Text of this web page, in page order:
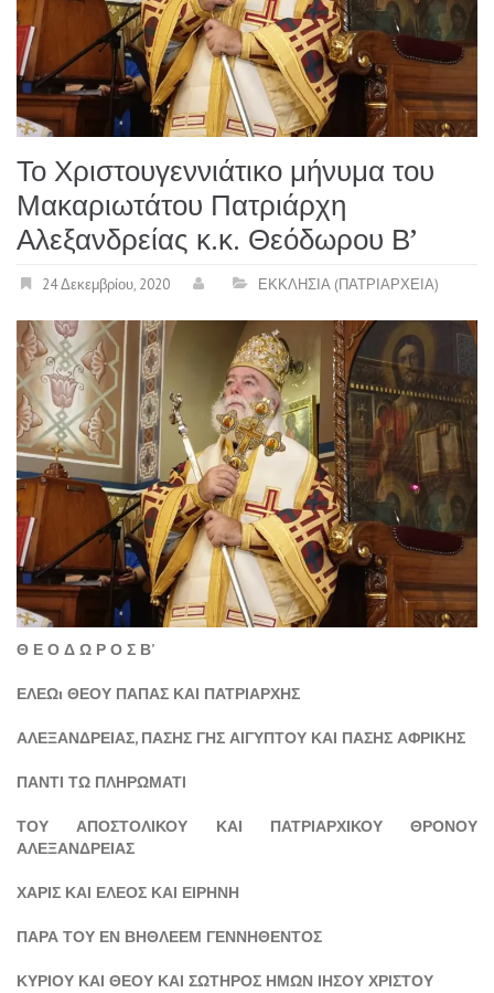
Το Χριστουγεννιάτικο μήνυμα του
Μακαριωτάτου Πατριάρχη
Αλεξανδρείας κ.κ. Θεόδωρου Β’
24 Δεκεμβρίου, 2020 ΕΚΚΛΗΣΙΑ (ΠΑΤΡΙΑΡΧΕΙΑ)
Θ Ε Ο Δ Ω Ρ Ο Σ Β’
ΕΛΕΩι ΘΕΟΥ ΠΑΠΑΣ ΚΑΙ ΠΑΤΡΙΑΡΧΗΣ
ΑΛΕΞΑΝΔΡΕΙΑΣ, ΠΑΣΗΣ ΓΗΣ ΑΙΓΥΠΤΟΥ ΚΑΙ ΠΑΣΗΣ ΑΦΡΙΚΗΣ
ΠΑΝΤΙ ΤΩ ΠΛΗΡΩΜΑΤΙ
ΤΟΥ ΑΠΟΣΤΟΛΙΚΟΥ ΚΑΙ ΠΑΤΡΙΑΡΧΙΚΟΥ ΘΡΟΝΟΥ
ΑΛΕΞΑΝΔΡΕΙΑΣ
ΧΑΡΙΣ ΚΑΙ ΕΛΕΟΣ ΚΑΙ ΕΙΡΗΝΗ
ΠΑΡΑ ΤΟΥ ΕΝ ΒΗΘΛΕΕΜ ΓΕΝΝΗΘΕΝΤΟΣ
ΚΥΡΙΟΥ ΚΑΙ ΘΕΟΥ ΚΑΙ ΣΩΤΗΡΟΣ ΗΜΩΝ ΙΗΣΟΥ ΧΡΙΣΤΟΥ